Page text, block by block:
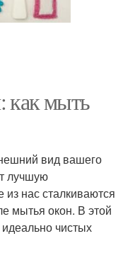
как мыть
вид вашего
лучшую
нас сталкиваются
мытья окон. В этой
чистых